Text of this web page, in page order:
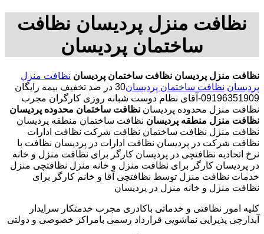
نظافت منزل پردیسان نظافت
ساختمان پردیسان
نظافت منزل پردیسان نظافت ساختمان پردیسان نظافت منزل
پردیسان نظافت ساختمان پردیسان
30 در صد تخفیف بیمه رایگان
09196351909-آقای نظام دوست شبانه روزی کارگران مجرب
نظافت منزل محدوده پردیسان نظافت ساختمان محدوده پردیسان
نظافت منزل منطقه پردیسان نظافت ساختمان منطقه پردیسان
نظافت منزل نظافت ساختمان نظافت شرکت نظافت ادارات
نظافت شرکت در پردیسان نظافت ادارات در پردیسان نظافت با
نرخ اتحادیه نظافتچی در پردیسان کارگر برای نظافت منزل و خانه
در پردیسان کارگر برای نظافت منزل و خانه منزل نظافتچی منزل
خدمات نظافت منزل توسط نظافتچی آقا و خانم کارگر برای
نظافت منزل و خانه منزل در پردیسان
کلیه امور نظافتی و خدماتی باکادری مجرب خدمتکار سرایدار
آبدارچی پذیرایی نماشویی قرارداد رسمی بامراکز خصوصی و دولتی